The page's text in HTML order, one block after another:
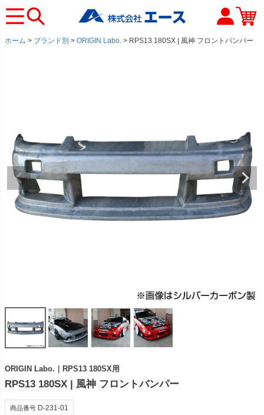
ホーム ブランド別 ORIGIN Labo. RPS13 180SX | 風神 フロントバンパー
ORIGIN Labo.｜RPS13 180SX用
RPS13 180SX | 風神 フロントバンパー
商品番号 D-231-01